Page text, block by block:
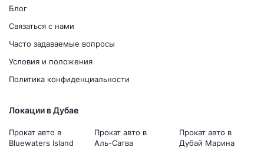
Блог
Связаться с нами
Часто задаваемые вопросы
Условия и положения
Политика конфиденциальности
Локации в Дубае
Прокат авто в
Bluewaters Island
Прокат авто в
Аль-Сатва
Прокат авто в
Дубай Марина